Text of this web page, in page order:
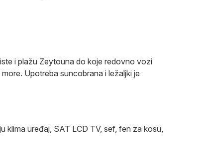
i plažu Zeytouna do koje redovno vozi
Upotreba suncobrana i ležaljki je
klima uređaj, SAT LCD TV, sef, fen za kosu,